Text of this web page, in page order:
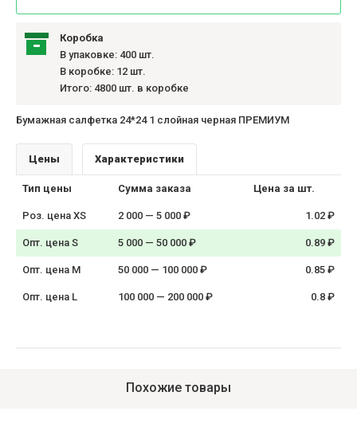
Коробка
В упаковке: 400 шт.
В коробке: 12 шт.
Итого: 4800 шт. в коробке
Бумажная салфетка 24*24 1 слойная черная ПРЕМИУМ
Цены Характеристики
Тип цены Сумма заказа Цена за шт.
Роз. цена XS 2 000 — 5 000 ₽ 1.02 ₽
Опт. цена S 5 000 — 50 000 ₽ 0.89 ₽
Опт. цена M 50 000 — 100 000 ₽ 0.85 ₽
Опт. цена L 100 000 — 200 000 ₽ 0.8 ₽
Похожие товары